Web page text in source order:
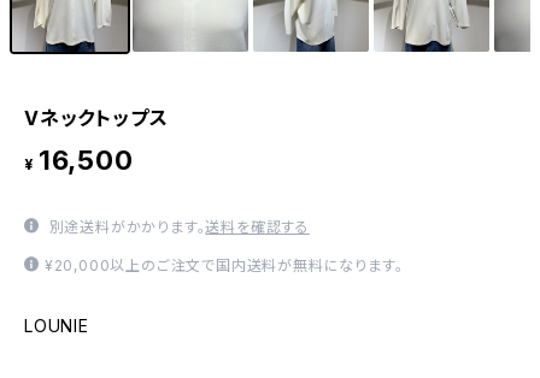
Vネックトップス
¥ 16,500
別途送料がかかります。送料を確認する
¥20,000以上のご注文で国内送料が無料になります。
LOUNIE